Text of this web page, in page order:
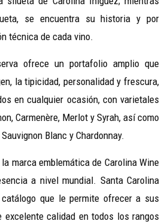
se encuentra su historia y por
técnica de cada vino.
ofrece un portafolio amplio que
la tipicidad, personalidad y frescura,
en cualquier ocasión, con varietales
Carmenère, Merlot y Syrah, así como
Blanc y Chardonnay.
marca emblemática de Carolina Wine
a nivel mundial. Santa Carolina
que le permite ofrecer a sus
excelente calidad en todos los rangos